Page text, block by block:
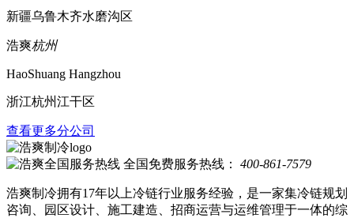
新疆乌鲁木齐水磨沟区
浩爽杭州
HaoShuang Hangzhou
浙江杭州江干区
查看更多分公司
全国免费服务热线： 400-861-7579
浩爽制冷拥有17年以上冷链行业服务经验，是一家集冷链规划
咨询、园区设计、施工建造、招商运营与运维管理于一体的综